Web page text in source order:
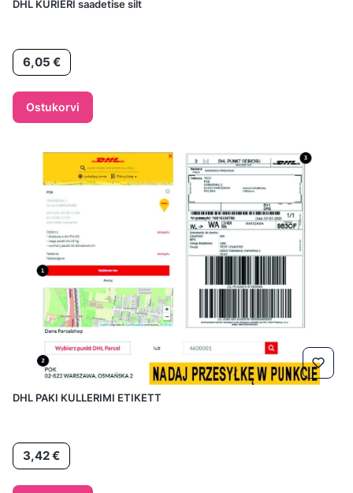
DHL KURIERI saadetise silt
Hind
6,05 €
Ostukorvi
DHL PAKI KULLERIMI ETIKETT
Hind
3,42 €